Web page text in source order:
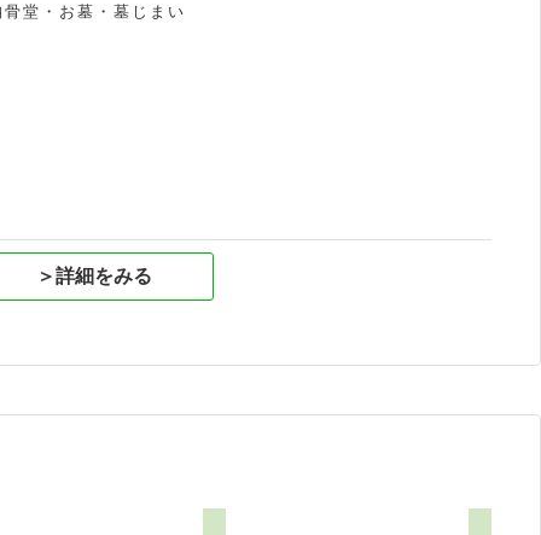
堂・お墓・墓じまい
＞詳細をみる